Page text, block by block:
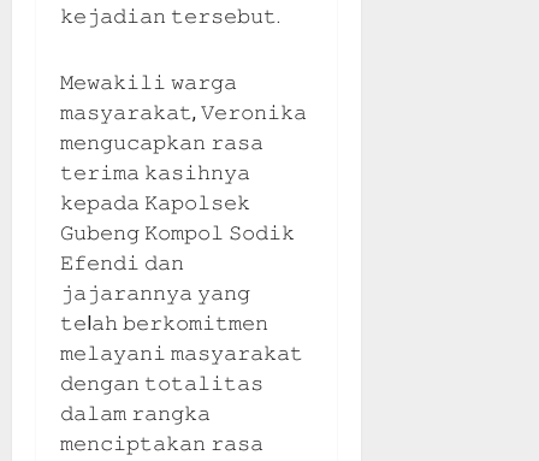
𝚔𝚎𝚓𝚊𝚍𝚒𝚊𝚗 𝚝𝚎𝚛𝚜𝚎𝚋𝚞𝚝.
𝙼𝚎𝚠𝚊𝚔𝚒𝚕𝚒 𝚠𝚊𝚛𝚐𝚊
𝚖𝚊𝚜𝚢𝚊𝚛𝚊𝚔𝚊𝚝, 𝚅𝚎𝚛𝚘𝚗𝚒𝚔𝚊
𝚖𝚎𝚗𝚐𝚞𝚌𝚊𝚙𝚔𝚊𝚗 𝚛𝚊𝚜𝚊
𝚝𝚎𝚛𝚒𝚖𝚊 𝚔𝚊𝚜𝚒𝚑𝚗𝚢𝚊
𝚔𝚎𝚙𝚊𝚍𝚊 𝙺𝚊𝚙𝚘𝚕𝚜𝚎𝚔
𝙶𝚞𝚋𝚎𝚗𝚐 𝙺𝚘𝚖𝚙𝚘𝚕 𝚂𝚘𝚍𝚒𝚔
𝙴𝚏𝚎𝚗𝚍𝚒 𝚍𝚊𝚗
𝚓𝚊𝚓𝚊𝚛𝚊𝚗𝚗𝚢𝚊 𝚢𝚊𝚗𝚐
𝚝𝚎l𝚊𝚑 𝚋𝚎𝚛𝚔𝚘𝚖𝚒𝚝𝚖𝚎𝚗
𝚖𝚎𝚕𝚊𝚢𝚊𝚗𝚒 𝚖𝚊𝚜𝚢𝚊𝚛𝚊𝚔𝚊𝚝
𝚍𝚎𝚗𝚐𝚊𝚗 𝚝𝚘𝚝𝚊𝚕𝚒𝚝𝚊𝚜
𝚍𝚊𝚕𝚊𝚖 𝚛𝚊𝚗𝚐𝚔𝚊
𝚖𝚎𝚗𝚌𝚒𝚙𝚝𝚊𝚔𝚊𝚗 𝚛𝚊𝚜𝚊